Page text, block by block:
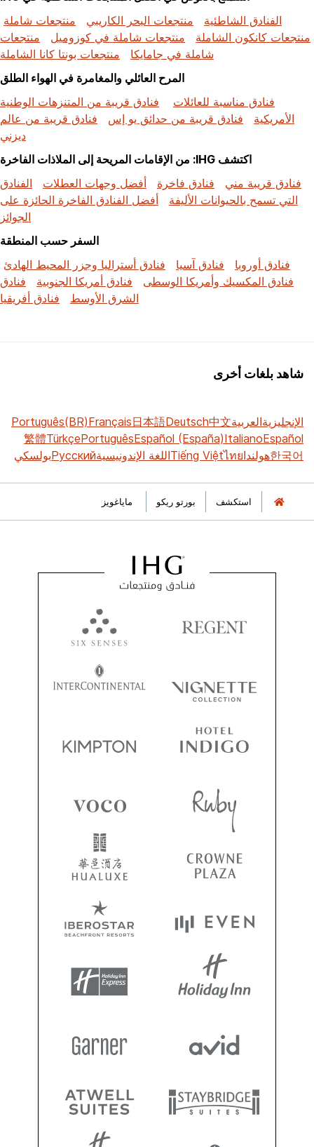
الفنادق الشاطئية
منتجعات البحر الكاريبي
منتجعات شاملة
منتجعات كانكون الشاملة
منتجعات شاملة في كوزوميل
منتجعات
شاملة في جامايكا
منتجعات بونتا كانا الشاملة
المرح العائلي والمغامرة في الهواء الطلق
فنادق مناسبة للعائلات
فنادق قريبة من المتنزهات الوطنية
الأمريكية
فنادق قريبة من حدائق يو إس
فنادق قريبة من عالم
ديزني
اكتشف IHG: من الإقامات المريحة إلى الملاذات الفاخرة
فنادق قريبة مني
فنادق فاخرة أفضل وجهات العطلات
الفنادق
التي تسمح بالحيوانات الأليفة
أفضل الفنادق الفاخرة الحائزة على
الجوائز
السفر حسب المنطقة
فنادق أوروبا
فنادق آسيا
فنادق أستراليا وجزر المحيط الهادئ
فنادق المكسيك وأمريكا الوسطى
فنادق أمريكا الجنوبية
فنادق
الشرق الأوسط
فنادق أفريقيا
شاهد بلغات أخرى
الإنجليزيةالعربية中文
Deutsch
日本語
Français
Português(BR)
Español
Italiano
Español (España)
Português
Türkçe
繁體
한국어هولنداไทย
Tiếng Việtاللغة الإندونيسيةРусскийبولسكي
استكشف بورتو ريكو ماياغويز